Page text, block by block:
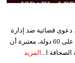
دعوى قضائية ضد إدارة
دونالد ترمب، الاثنين، على خلفية فرضه رسوماً جمركية على 60 دولة، معتبرة أن
ا...
المزيد